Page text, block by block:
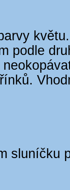
podle
sluníčku